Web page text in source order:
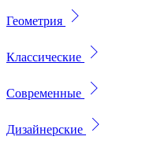
Геометрия
Классические
Современные
Дизайнерские